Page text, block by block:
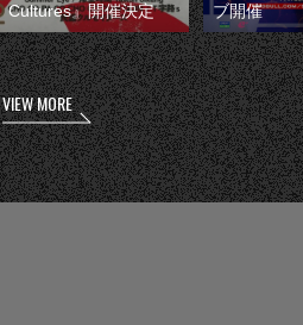
Cultures』開催決定
ブ開催
VIEW MORE